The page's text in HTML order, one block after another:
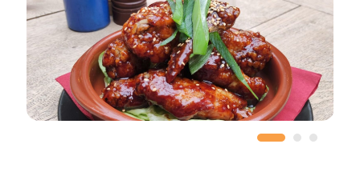
Accueil
Bonnes adresses
Quartiers